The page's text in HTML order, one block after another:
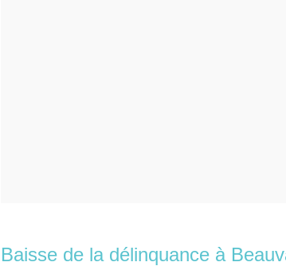
Baisse de la délinquance à